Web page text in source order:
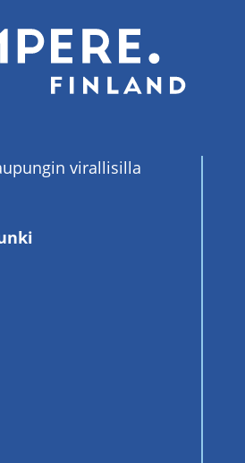
virallisilla